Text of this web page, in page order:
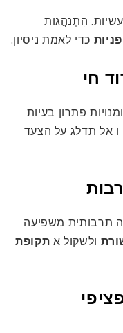
הִתְנַהֲגוּת
כדי לאמת ניסיון.
פתרון בעיות
ו אל תדלג על הצעד
תרבותית משפיעה
ולשקול א תקופת